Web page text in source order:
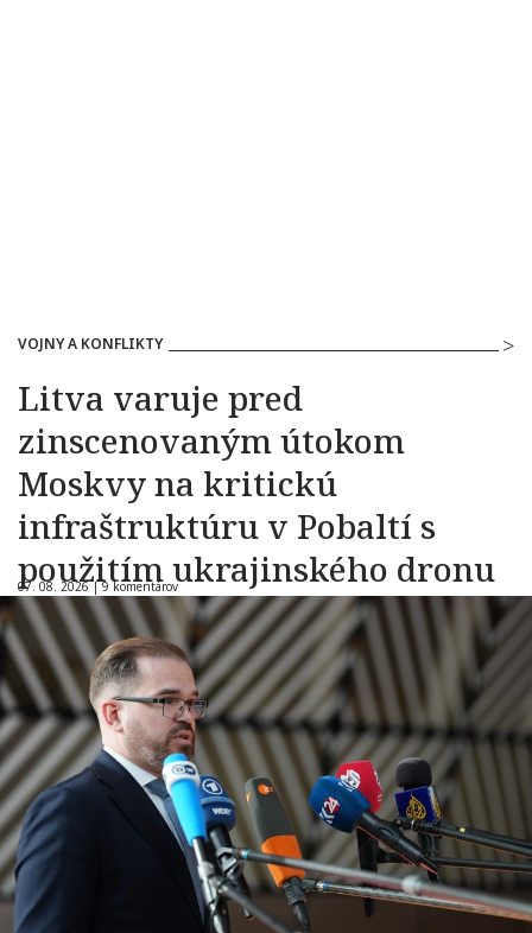
VOJNY A KONFLIKTY
Litva varuje pred
zinscenovaným útokom
Moskvy na kritickú
infraštruktúru v Pobaltí s
použitím ukrajinského dronu
07. 08. 2026 |9 komentárov